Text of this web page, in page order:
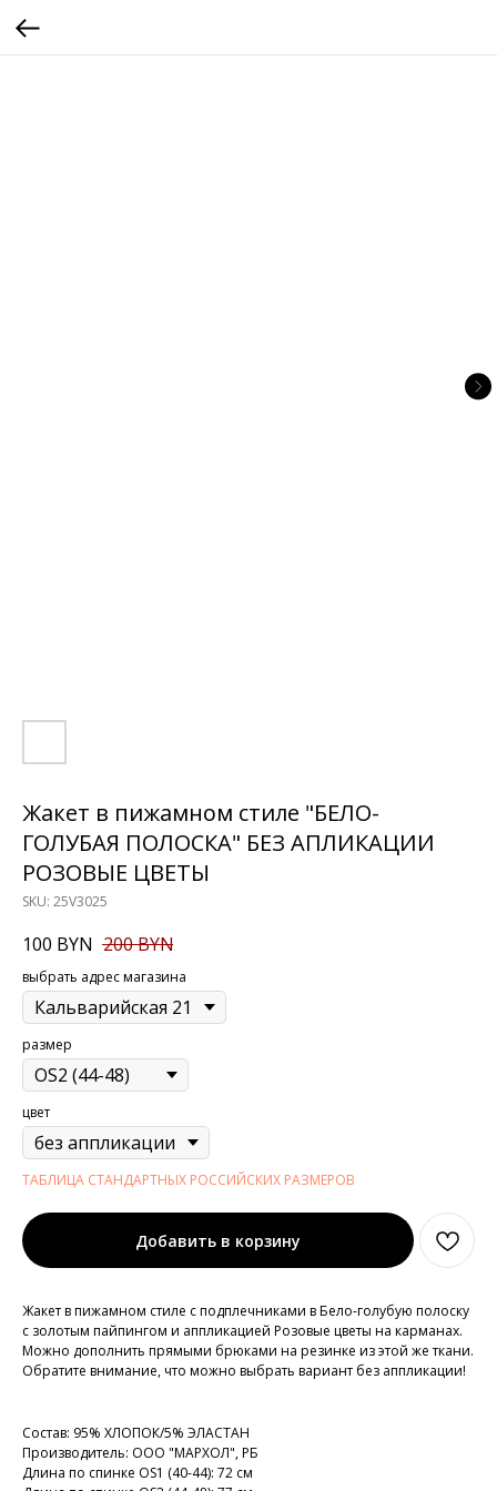
Жакет в пижамном стиле "БЕЛО-
ГОЛУБАЯ ПОЛОСКА" БЕЗ АПЛИКАЦИИ
РОЗОВЫЕ ЦВЕТЫ
SKU: 25V3025
100 BYN 200BYN
выбрать адрес магазина
размер
цвет
ТАБЛИЦА СТАНДАРТНЫХ РОССИЙСКИХ РАЗМЕРОВ
Добавить в корзину
Жакет в пижамном стиле с подплечниками в Бело-голубую полоску
с золотым пайпингом и аппликацией Розовые цветы на карманах.
Можно дополнить прямыми брюками на резинке из этой же ткани.
Обратите внимание, что можно выбрать вариант без аппликации!
Состав: 95% ХЛОПОК/5% ЭЛАСТАН
Производитель: ООО "МАРХОЛ", РБ
Длина по спинке OS1 (40-44): 72 см